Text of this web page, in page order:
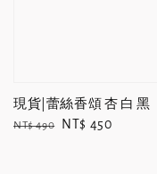
現貨|蕾絲香頌 杏 白 黑
Regular
NT$ 490
Sale
NT$ 450